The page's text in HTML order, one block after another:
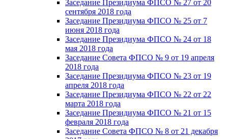
Заседание Президиума ФПСО № 27 от 20
сентября 2018 года
Заседание Президиума ФПСО № 25 от 7
июня 2018 года
Заседание Президиума ФПСО № 24 от 18
мая 2018 года
Заседание Совета ФПСО № 9 от 19 апреля
2018 года
Заседание Президиума ФПСО № 23 от 19
апреля 2018 года
Заседание Президиума ФПСО № 22 от 22
марта 2018 года
Заседание Президиума ФПСО № 21 от 15
февраля 2018 года
Заседание Совета ФПСО № 8 от 21 декабря